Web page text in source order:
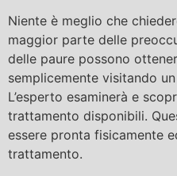
Niente è meglio che
maggior parte delle
delle paure possono
semplicemente visitando
L’esperto esaminerà e
trattamento disponibili.
essere pronta fisicamente
trattamento.